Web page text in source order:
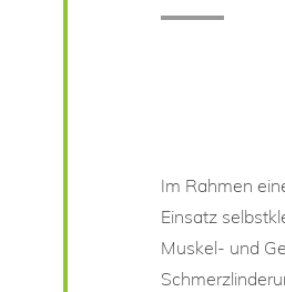
Im Rahmen
Einsatz
Muskel- und